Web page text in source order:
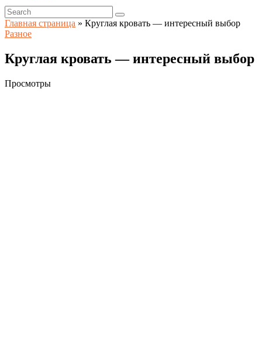
Главная страница » Круглая кровать — интересный выбор
Разное
Круглая кровать — интересный выбор
Просмотры